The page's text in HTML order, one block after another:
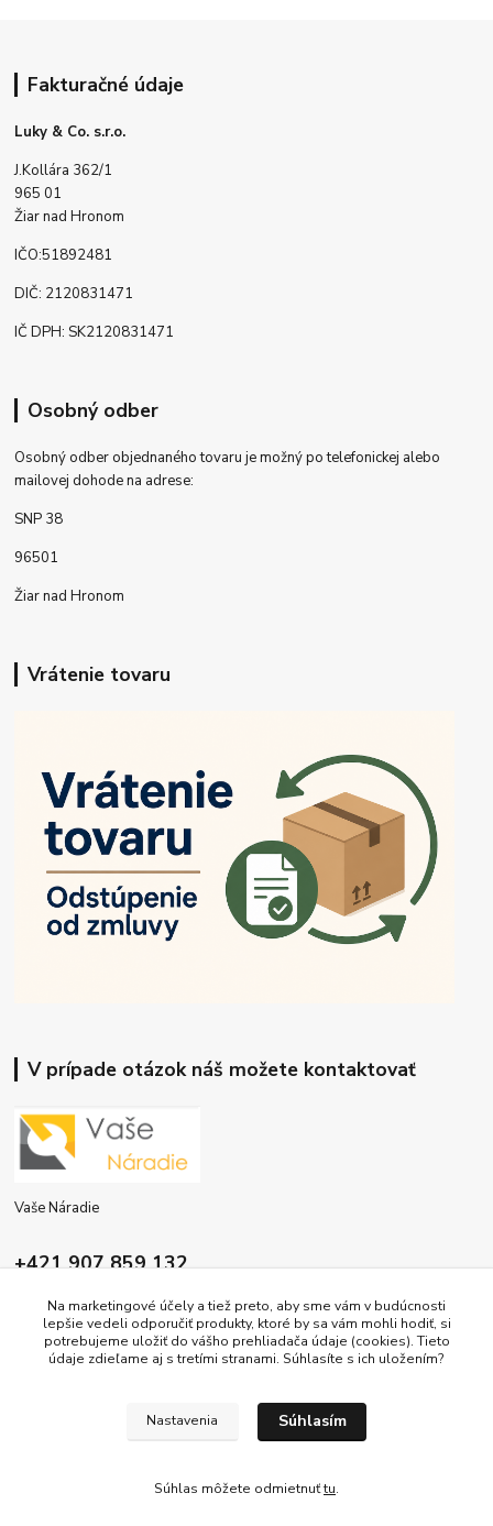
Fakturačné údaje
Luky & Co. s.r.o.
J.Kollára 362/1
965 01
Žiar nad Hronom
IČO:51892481
DIČ: 2120831471
IČ DPH: SK2120831471
Osobný odber
Osobný odber objednaného tovaru je možný po telefonickej alebo
mailovej dohode na adrese:
SNP 38
96501
Žiar nad Hronom
Vrátenie tovaru
V prípade otázok náš možete kontaktovať
Vaše Náradie
+421 907 859 132
info@vasenaradie.sk
Copyright ©2026 by vasenaradie.sk
Na marketingové účely a tiež preto, aby sme vám v budúcnosti
lepšie vedeli odporučiť produkty, ktoré by sa vám mohli hodiť, si
potrebujeme uložiť do vášho prehliadača údaje (cookies). Tieto
údaje zdieľame aj s tretími stranami. Súhlasíte s ich uložením?
Nastavenia Súhlasím
Súhlas môžete odmietnuťtu.